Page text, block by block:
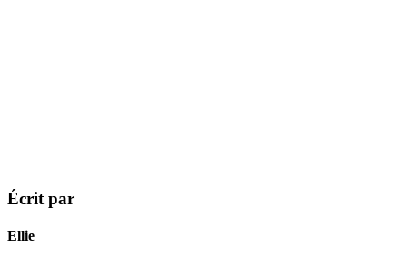
Écrit par
Ellie